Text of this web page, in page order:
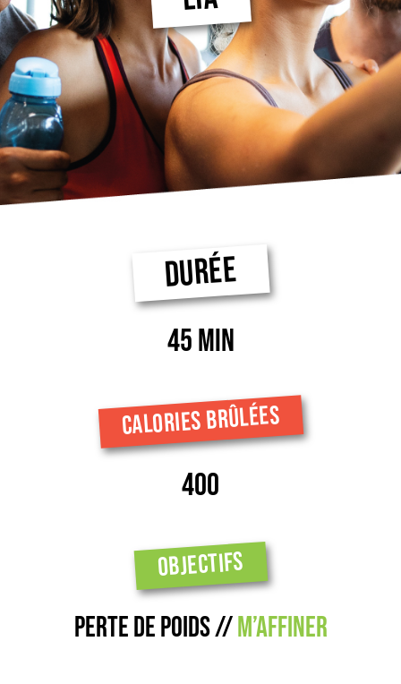
DURÉE
45 MIN
CALORIES BRÛLÉES
400
OBJECTIFS
Perte de poids //M’affiner